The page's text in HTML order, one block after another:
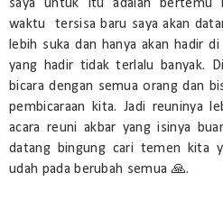
saya untuk itu adalah bertemu
waktu tersisa baru saya akan
lebih suka dan hanya akan hadir
yang hadir tidak terlalu banyak.
bicara dengan semua orang dan
pembicaraan kita. Jadi reuninya
acara reuni akbar yang isinya
datang bingung cari temen kita
udah pada berubah semua 🙏.